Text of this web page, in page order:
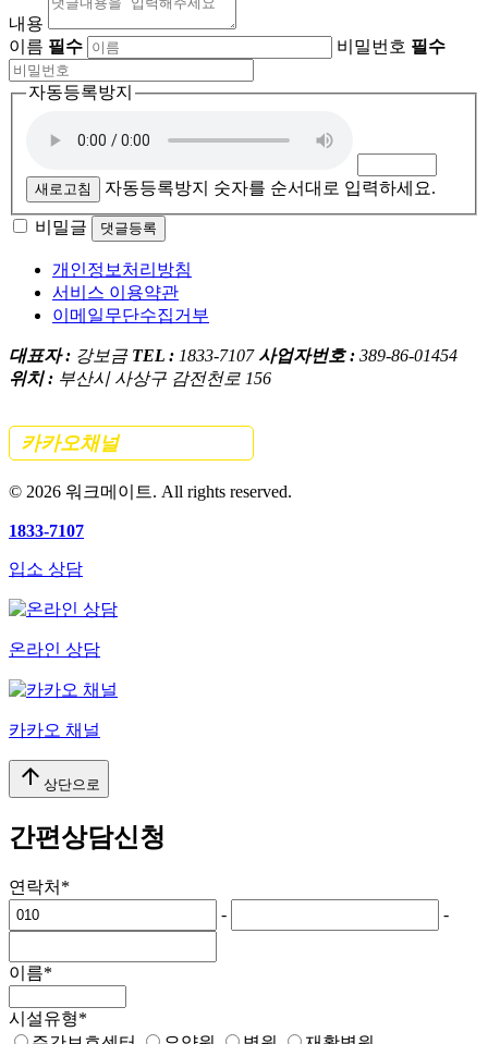
내용
이름 필수 비밀번호 필수
자동등록방지
새로고침 자동등록방지 숫자를 순서대로 입력하세요.
비밀글 댓글등록
개인정보처리방침
서비스 이용약관
이메일무단수집거부
대표자 : 강보금 TEL : 1833-7107 사업자번호 : 389-86-01454
위치 : 부산시 사상구 감전천로 156
카카오채널간편 문의하기
© 2026 워크메이트. All rights reserved.
1833-7107
입소 상담
온라인 상담
카카오 채널
arrow_upward 상단으로
간편상담신청
연락처 *
-
-
이름*
시설유형*